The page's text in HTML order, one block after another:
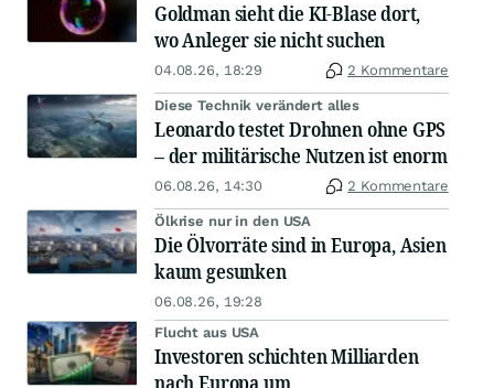
Goldman sieht die KI-Blase dort,
wo Anleger sie nicht suchen
04.08.26, 18:29 2 Kommentare
Diese Technik verändert alles
Leonardo testet Drohnen ohne GPS
– der militärische Nutzen ist enorm
06.08.26, 14:30 2 Kommentare
Ölkrise nur in den USA
Die Ölvorräte sind in Europa, Asien
kaum gesunken
06.08.26, 19:28
Flucht aus USA
Investoren schichten Milliarden